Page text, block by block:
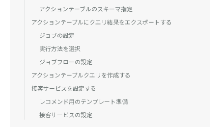
アクションテーブルのスキーマ指定
アクションテーブルにクエリ結果をエクスポートする
ジョブの設定
実行方法を選択
ジョブフローの設定
アクションテーブルクエリを作成する
接客サービスを設定する
レコメンド用のテンプレート準備
接客サービスの設定